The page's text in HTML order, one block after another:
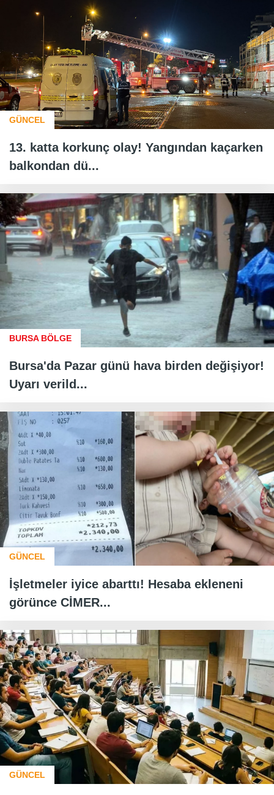
GÜNCEL
13. katta korkunç olay! Yangından kaçarken
balkondan dü...
BURSA BÖLGE
Bursa'da Pazar günü hava birden değişiyor!
Uyarı verild...
GÜNCEL
İşletmeler iyice abarttı! Hesaba ekleneni
görünce CİMER...
GÜNCEL